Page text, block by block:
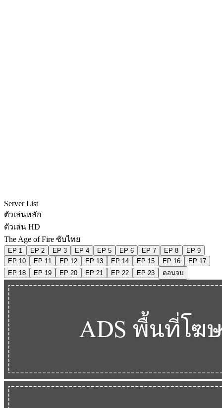
Server List
ตัวเล่นหลัก
ตัวเล่น HD
The Age of Fire ซับไทย
EP 1 EP 2 EP 3 EP 4 EP 5 EP 6 EP 7 EP 8
EP 9
EP 10
EP 11 EP 12 EP 13 EP 14 EP 15 EP 16
EP 17
EP 18
EP 19 EP 20 EP 21 EP 22 EP 23 ตอนจบ